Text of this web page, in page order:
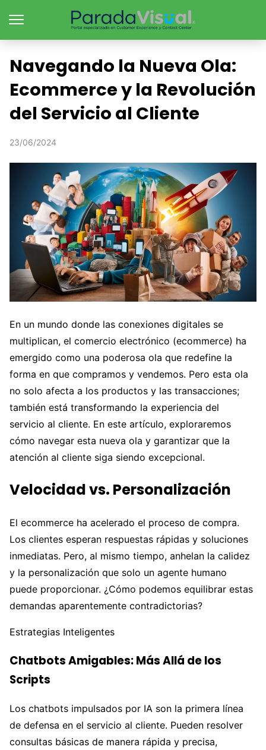
Navegando la Nueva Ola:
Ecommerce y la Revolución
del Servicio al Cliente
23/06/2024
En un mundo donde las conexiones digitales se
multiplican, el comercio electrónico (ecommerce) ha
emergido como una poderosa ola que redefine la
forma en que compramos y vendemos. Pero esta ola
no solo afecta a los productos y las transacciones;
también está transformando la experiencia del
servicio al cliente. En este artículo, exploraremos
cómo navegar esta nueva ola y garantizar que la
atención al cliente siga siendo excepcional.
Velocidad vs. Personalización
El ecommerce ha acelerado el proceso de compra.
Los clientes esperan respuestas rápidas y soluciones
inmediatas. Pero, al mismo tiempo, anhelan la calidez
y la personalización que solo un agente humano
puede proporcionar. ¿Cómo podemos equilibrar estas
demandas aparentemente contradictorias?
Estrategias Inteligentes
Chatbots Amigables: Más Allá de los
Scripts
Los chatbots impulsados por IA son la primera línea
de defensa en el servicio al cliente. Pueden resolver
consultas básicas de manera rápida y precisa,